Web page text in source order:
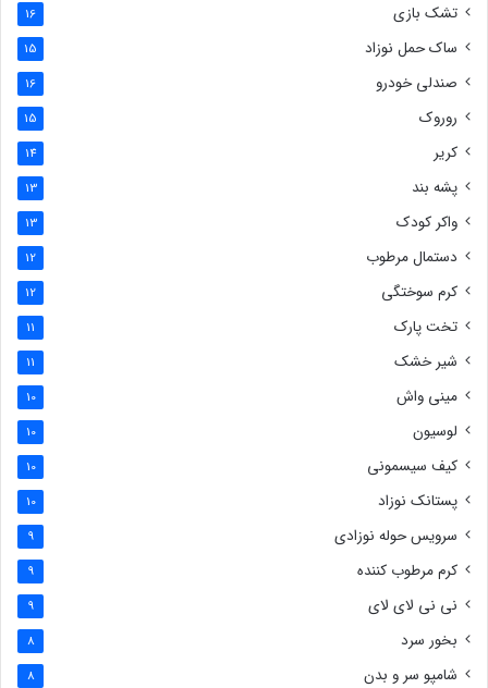
تشک بازی 16
ساک حمل نوزاد 15
صندلی خودرو 16
روروک 15
کریر 14
پشه بند 13
واکر کودک 13
دستمال مرطوب 12
کرم سوختگی 12
تخت پارک 11
شیر خشک 11
مینی واش 10
لوسیون 10
کیف سیسمونی 10
پستانک نوزاد 10
سرویس حوله نوزادی 9
کرم مرطوب کننده 9
نی نی لای لای 9
بخور سرد 8
شامپو سر و بدن 8